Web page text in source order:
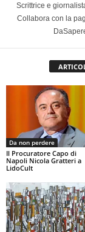
Scrittrice e
Collabora con la
Da non perdere
Il Procuratore Capo di
Napoli Nicola Gratteri a
LidoCult